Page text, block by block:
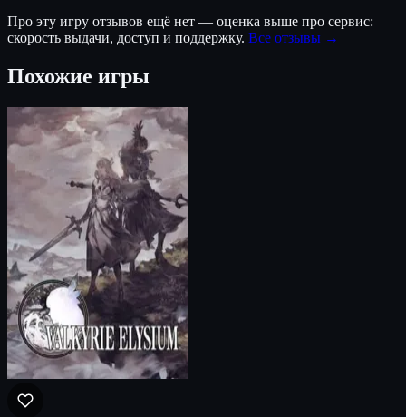
Про эту игру отзывов ещё нет — оценка выше про сервис:
скорость выдачи, доступ и поддержку. Все отзывы →
Похожие игры